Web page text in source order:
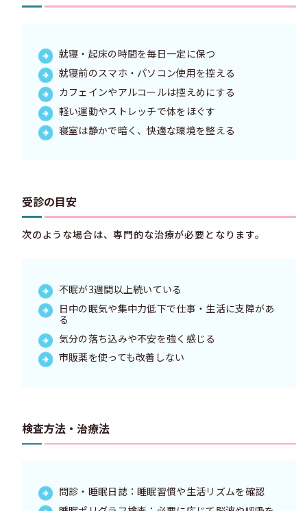
就寝・起床の時間を毎日一定に保つ
就寝前のスマホ・パソコン使用を控える
カフェインやアルコールは控えめにする
軽い運動やストレッチで体をほぐす
寝室は静かで暗く、快適な環境を整える
受診の目安
次のような場合は、専門的な治療が必要となります。
不眠が3週間以上続いている
日中の眠気や集中力低下で仕事・生活に支障があ
る
気分の落ち込みや不安を強く感じる
市販薬を使っても改善しない
検査方法・治療法
問診・睡眠日誌：睡眠習慣や生活リズムを確認